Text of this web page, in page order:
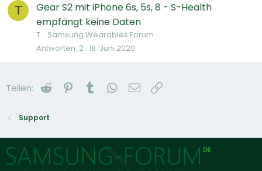
T
Gear S2 mit iPhone 6s, 5s, 8 - S-Health
empfängt keine Daten
T. Samsung Wearables Forum
Antworten 2 18. Juni 2020
Teilen: Reddit Pinterest
Tumblr WhatsApp
E-Mail
Support